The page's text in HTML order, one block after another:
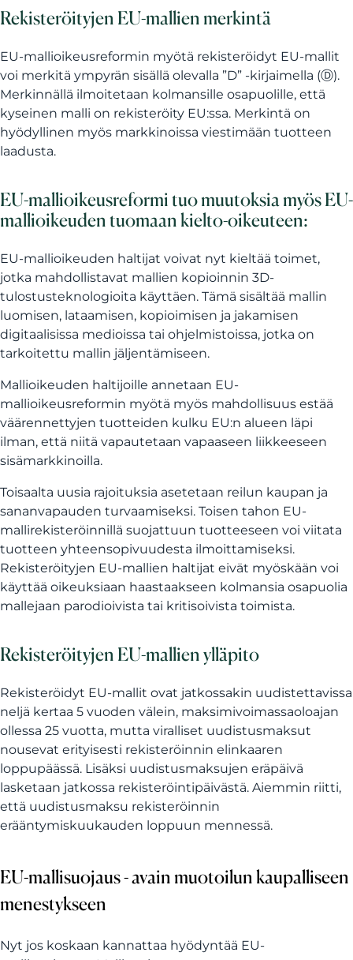
Rekisteröityjen EU-mallien merkintä
EU-mallioikeusreformin myötä rekisteröidyt EU-mallit
voi merkitä ympyrän sisällä olevalla ”D” -kirjaimella (Ⓓ).
Merkinnällä ilmoitetaan kolmansille osapuolille, että
kyseinen malli on rekisteröity EU:ssa. Merkintä on
hyödyllinen myös markkinoissa viestimään tuotteen
laadusta.
EU-mallioikeusreformi tuo muutoksia myös EU-
mallioikeuden tuomaan kielto-oikeuteen:
EU-mallioikeuden haltijat voivat nyt kieltää toimet,
jotka mahdollistavat mallien kopioinnin 3D-
tulostusteknologioita käyttäen. Tämä sisältää mallin
luomisen, lataamisen, kopioimisen ja jakamisen
digitaalisissa medioissa tai ohjelmistoissa, jotka on
tarkoitettu mallin jäljentämiseen.
Mallioikeuden haltijoille annetaan EU-
mallioikeusreformin myötä myös mahdollisuus estää
väärennettyjen tuotteiden kulku EU:n alueen läpi
ilman, että niitä vapautetaan vapaaseen liikkeeseen
sisämarkkinoilla.
Toisaalta uusia rajoituksia asetetaan reilun kaupan ja
sananvapauden turvaamiseksi. Toisen tahon EU-
mallirekisteröinnillä suojattuun tuotteeseen voi viitata
tuotteen yhteensopivuudesta ilmoittamiseksi.
Rekisteröityjen EU-mallien haltijat eivät myöskään voi
käyttää oikeuksiaan haastaakseen kolmansia osapuolia
mallejaan parodioivista tai kritisoivista toimista.
Rekisteröityjen EU-mallien ylläpito
Rekisteröidyt EU-mallit ovat jatkossakin uudistettavissa
neljä kertaa 5 vuoden välein, maksimivoimassaoloajan
ollessa 25 vuotta, mutta viralliset uudistusmaksut
nousevat erityisesti rekisteröinnin elinkaaren
loppupäässä. Lisäksi uudistusmaksujen eräpäivä
lasketaan jatkossa rekisteröintipäivästä. Aiemmin riitti,
että uudistusmaksu rekisteröinnin
erääntymiskuukauden loppuun mennessä.
EU-mallisuojaus - avain muotoilun kaupalliseen
menestykseen
Nyt jos koskaan kannattaa hyödyntää EU-